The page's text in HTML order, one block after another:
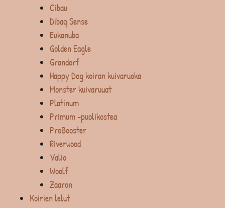
Cibau
Dibaq Sense
Eukanuba
Golden Eagle
Grandorf
Happy Dog koiran kuivaruoka
Monster kuivaruuat
Platinum
Primum -puolikostea
ProBooster
Riverwood
Valio
Woolf
Zaaron
Koirien lelut